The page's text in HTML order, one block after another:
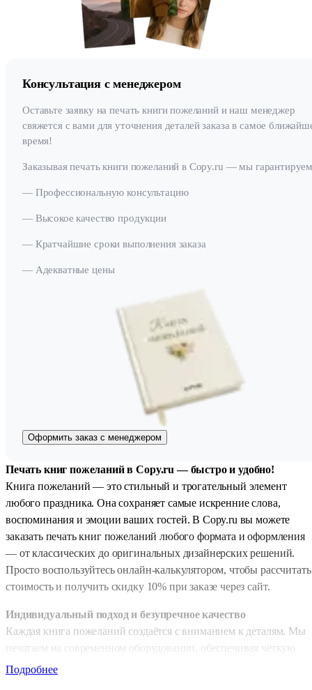
Консультация с менеджером
Оставьте заявку на печать книги пожеланий и наш менеджер
свяжется с вами для уточнения деталей заказа в самое
время!
Заказывая печать книги пожеланий в Copy.ru — мы
— Профессиональную консультацию
— Высокое качество продукции
— Кратчайшие сроки выполнения заказа
— Адекватные цены
Оформить заказ с менеджером
Печать книг пожеланий в Copy.ru — быстро и удобно!
Книга пожеланий — это стильный и трогательный элемент
любого праздника. Она сохраняет самые искренние слова,
воспоминания и эмоции ваших гостей. В Copy.ru вы можете
заказать печать книг пожеланий любого формата и оформления
— от классических до оригинальных дизайнерских решений.
Просто воспользуйтесь онлайн-калькулятором, чтобы рассчитать
стоимость и получить скидку 10% при заказе через сайт.
Индивидуальный подход и безупречное качество
Каждая книга пожеланий создаётся с вниманием к деталям. Мы
печатаем на современном оборудовании, обеспечивая чёткую
цветопередачу, аккуратную верстку и качественное скрепление
Подробнее